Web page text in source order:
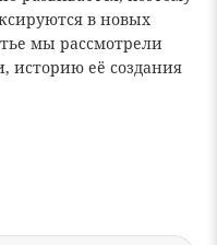
в новых
мы рассмотрели
историю её создания